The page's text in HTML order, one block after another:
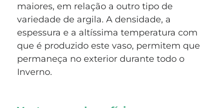
maiores, em relação a outro tipo de
variedade de argila. A densidade, a
espessura e a altíssima temperatura com
que é produzido este vaso, permitem que
permaneça no exterior durante todo o
Inverno.